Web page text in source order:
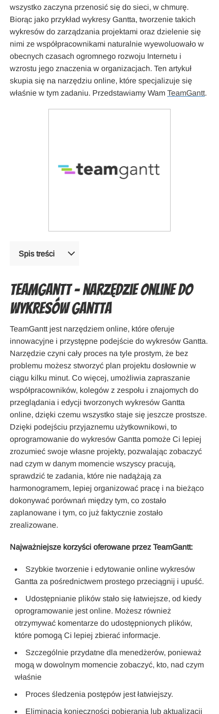
wszystko zaczyna przenosić się do sieci, w chmurę.
Biorąc jako przykład wykresy Gantta, tworzenie takich
wykresów do zarządzania projektami oraz dzielenie się
nimi ze współpracownikami naturalnie wyewoluowało w
obecnych czasach ogromnego rozwoju Internetu i
wzrostu jego znaczenia w organizacjach. Ten artykuł
skupia się na narzędziu online, które specjalizuje się
właśnie w tym zadaniu. Przedstawiamy Wam TeamGantt.
Spis treści
TeamGantt – narzędzie online do
wykresów Gantta
TeamGantt jest narzędziem online, które oferuje
innowacyjne i przystępne podejście do wykresów Gantta.
Narzędzie czyni cały proces na tyle prostym, że bez
problemu możesz stworzyć plan projektu dosłownie w
ciągu kilku minut. Co więcej, umożliwia zapraszanie
współpracowników, kolegów z zespołu i znajomych do
przeglądania i edycji tworzonych wykresów Gantta
online, dzięki czemu wszystko staje się jeszcze prostsze.
Dzięki podejściu przyjaznemu użytkownikowi, to
oprogramowanie do wykresów Gantta pomoże Ci lepiej
zrozumieć swoje własne projekty, pozwalając zobaczyć
nad czym w danym momencie wszyscy pracują,
sprawdzić te zadania, które nie nadążają za
harmonogramem, lepiej organizować pracę i na bieżąco
dokonywać porównań między tym, co zostało
zaplanowane i tym, co już faktycznie zostało
zrealizowane.
Najważniejsze korzyści oferowane przez TeamGantt:
Szybkie tworzenie i edytowanie online wykresów
Gantta za pośrednictwem prostego przeciągnij i upuść.
Udostępnianie plików stało się łatwiejsze, od kiedy
oprogramowanie jest online. Możesz również
otrzymywać komentarze do udostępnionych plików,
które pomogą Ci lepiej zbierać informacje.
Szczególnie przydatne dla menedżerów, ponieważ
mogą w dowolnym momencie zobaczyć, kto, nad czym
właśnie
Proces śledzenia postępów jest łatwiejszy.
Eliminacja konieczności pobierania lub aktualizacji